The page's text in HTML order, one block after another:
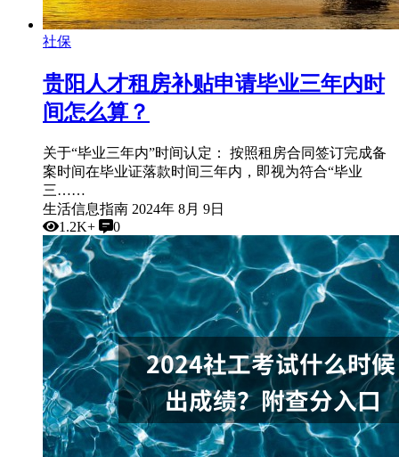
社保
贵阳人才租房补贴申请毕业三年内时
间怎么算？
关于“毕业三年内”时间认定： 按照租房合同签订完成备
案时间在毕业证落款时间三年内，即视为符合“毕业
三……
生活信息指南 2024年 8月 9日
1.2K+
0